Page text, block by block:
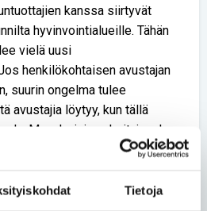
Tietoja
kanssa siirtyvät
hyvinvointialueille. Tähän
vielä uusi
henkilökohtaisen avustajan
suurin ongelma tulee
avustajia löytyy, kun tällä
Maanlaajuinen hoitajapula
saantiin. Yleinen ongelma
palkatuksi, Kuusela sanoo.